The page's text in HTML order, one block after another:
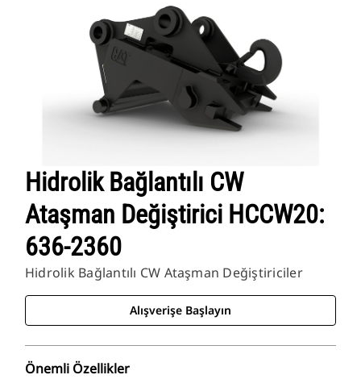
Hidrolik Bağlantılı CW
Ataşman Değiştirici HCCW20:
636-2360
Hidrolik Bağlantılı CW Ataşman Değiştiriciler
Alışverişe Başlayın
Önemli Özellikler